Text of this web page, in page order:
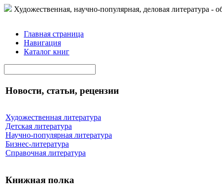
Художественная, научно-популярная, деловая литература -
Главная страница
Навигация
Каталог книг
Новости, статьи, рецензии
Художественная литература
Детская литература
Научно-популярная литература
Бизнес-литература
Справочная литература
Книжная полка